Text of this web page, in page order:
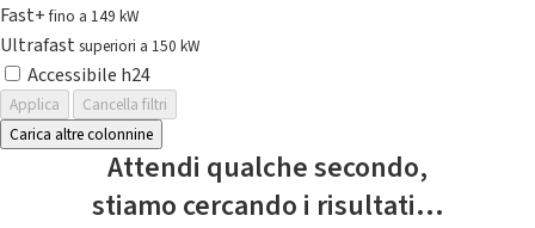
Fast+fino a 149 kW
Ultrafast superiori a 150 kW
Accessibile h24
Applica
Cancella filtri
Carica altre colonnine
Attendi qualche secondo,
stiamo cercando i risultati...